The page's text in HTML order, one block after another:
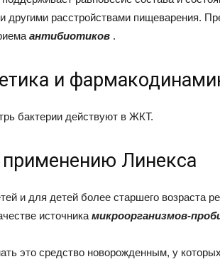
другими расстройствами пищеварения.
антибиотиков .
и
бактерии действуют в ЖКТ.
Линекса
и для детей более старшего возраста
источника микроорганизмов-
это средство новорожденным, у